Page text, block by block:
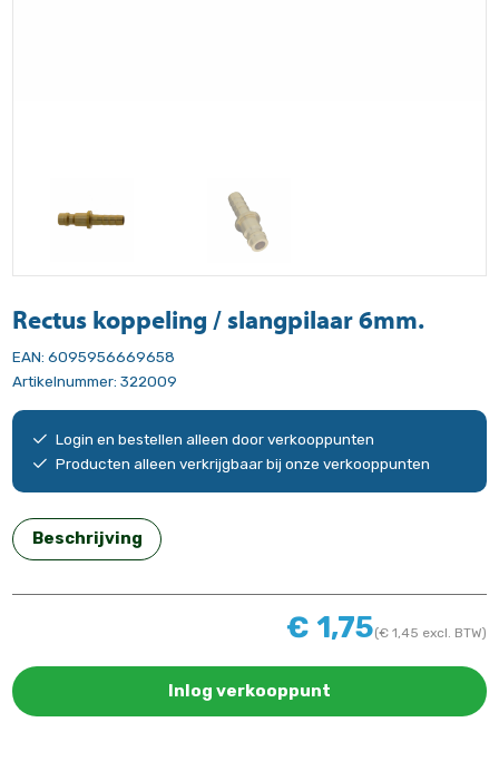
€ 1,75(€1,45 excl. BTW)
Inlog verkooppunt
Rectus koppeling / slangpilaar 6mm.
EAN:6095956669658
Artikelnummer:322009
Login en bestellen alleen door verkooppunten
Producten alleen verkrijgbaar bij onze verkooppunten
Beschrijving